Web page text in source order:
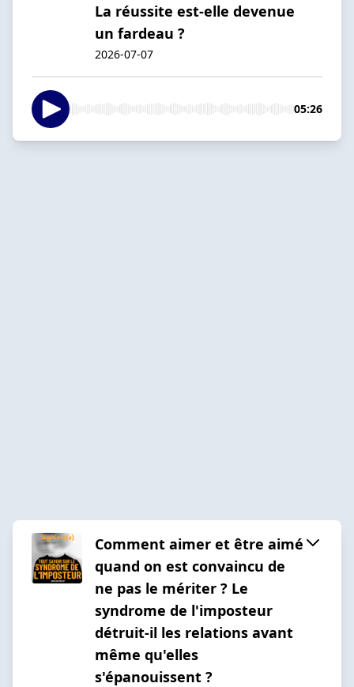
La réussite est-elle devenue
un fardeau ?
2026-07-07
05:26
Comment aimer et être aimé
quand on est convaincu de
ne pas le mériter ? Le
syndrome de l'imposteur
détruit-il les relations avant
même qu'elles
s'épanouissent ?